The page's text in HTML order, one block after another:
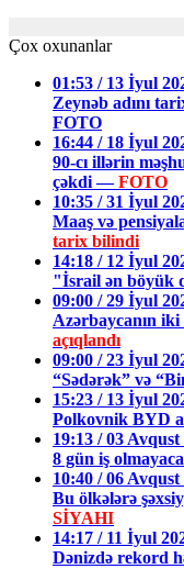
Çox oxunanlar
01:53 / 13 İyul
Zeynəb adını
FOTO
16:44 / 18 İyul
90-cı illərin
çəkdi —FOTO
10:35 / 31 İyul
Maaş və
tarix bilindi
14:18 / 12 İyul
"İsrail ən böyük
09:00 / 29 İyul
Azərbaycanın
açıqlandı
09:00 / 23 İyul
“Sədərək” və
15:23 / 13 İyul
Polkovnik BYD
19:13 / 03 Avqust
8 gün iş
10:40 / 06 Avqust
Bu ölkələrə
SİYAHI
14:17 / 11 İyul
Dənizdə rekord